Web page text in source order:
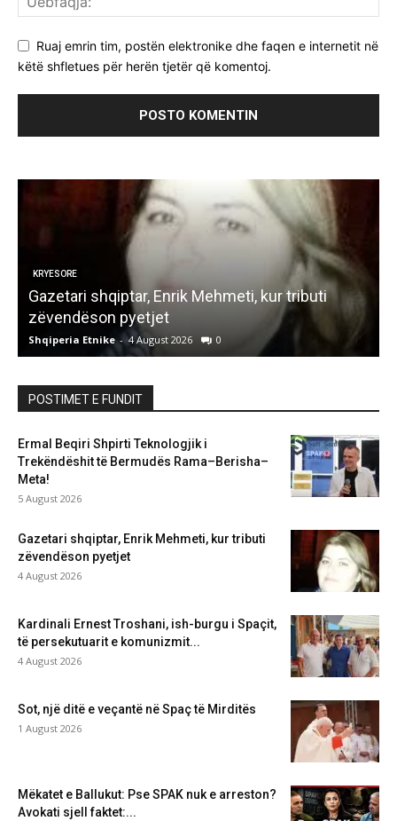
Ruaj emrin tim, postën elektronike dhe faqen e internetit në
këtë shfletues për herën tjetër që komentoj.
KRYESORE
Gazetari shqiptar, Enrik Mehmeti, kur tributi
zëvendëson pyetjet
Shqiperia Etnike - 4 August 2026 0
POSTIMET E FUNDIT
Ermal Beqiri Shpirti Teknologjik i
Trekëndëshit të Bermudës Rama–Berisha–
Meta!
5 August 2026
Gazetari shqiptar, Enrik Mehmeti, kur tributi
zëvendëson pyetjet
4 August 2026
Kardinali Ernest Troshani, ish-burgu i Spaçit,
të persekutuarit e komunizmit...
4 August 2026
Sot, një ditë e veçantë në Spaç të Mirditës
1 August 2026
Mëkatet e Ballukut: Pse SPAK nuk e arreston?
Avokati sjell faktet:...